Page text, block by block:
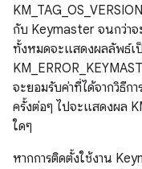
กับ Keymaster จนกว่าจ
ทั้งหมดจะแสดงผลลัพธ์เ
จะยอมรับค่าที่ได้จากวิธีก
ครั้งต่อๆ ไปจะแสดงผล
ใดๆ
หากการติดตั้งใช้งาน